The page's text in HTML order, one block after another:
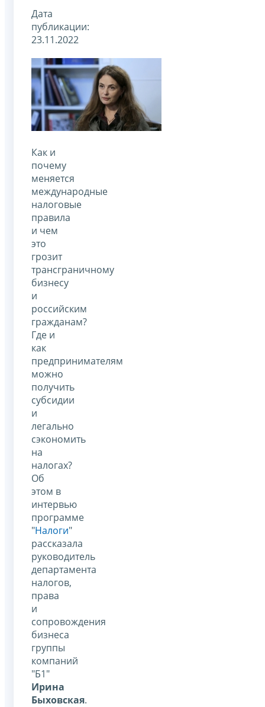
Дата
публикации:
23.11.2022
Как и
почему
меняется
международные
налоговые
правила
и чем
это
грозит
трансграничному
бизнесу
и
российским
гражданам?
Где и
как
предпринимателям
можно
получить
субсидии
и
легально
сэкономить
на
налогах?
Об
этом в
интервью
программе
"Налоги"
рассказала
руководитель
департамента
налогов,
права
и
сопровождения
бизнеса
группы
компаний
"Б1"
Ирина
Быховская.